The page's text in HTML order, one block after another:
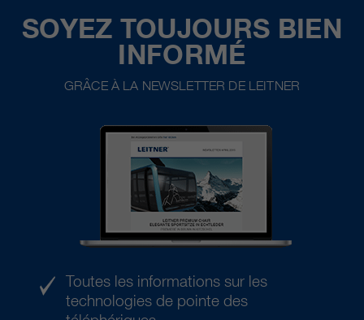
SOYEZ TOUJOURS BIEN
INFORMÉ
GRÂCE À LA NEWSLETTER DE LEITNER
Toutes les informations sur les
technologies de pointe des